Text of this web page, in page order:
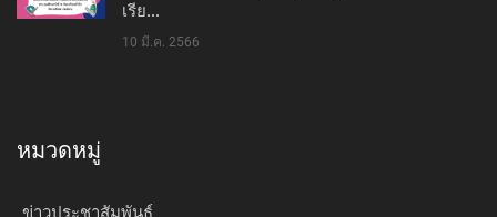
เรีย...
10 มี.ค. 2566
หมวดหมู่
ข่าวประชาสัมพันธ์